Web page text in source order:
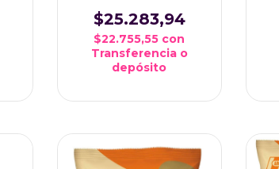
$25.283,94
$22.755,55 con
Transferencia o
depósito